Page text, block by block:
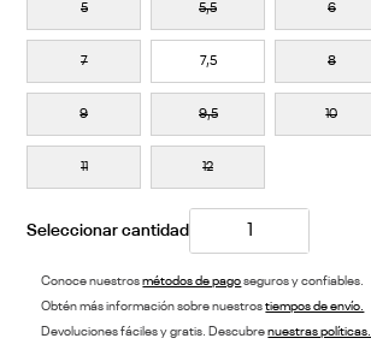
5 5,5 6
7 7,5 8
9 9,5 10
11 12
Conoce nuestrosmétodos de pagoseguros y confiables.
Obtén más información sobre nuestrostiempos de envío.
Devoluciones fáciles y gratis. Descubrenuestras políticas.